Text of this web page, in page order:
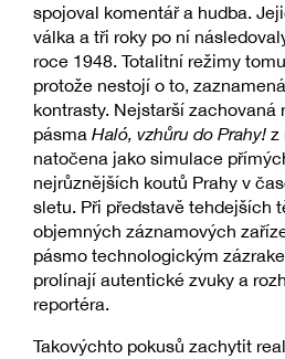
spojoval komentář a hudba.
válka a tři roky po ní
roce 1948. Totalitní režimy
protože nestojí o to,
kontrasty. Nejstarší zachovaná
pásma Haló, vzhůru do Prahy! z
natočena jako simulace
nejrůznějších koutů Prahy v
sletu. Při představě tehdejších
objemných záznamových
pásmo technologickým
prolínají autentické zvuky a
reportéra.
Takovýchto pokusů zachytit